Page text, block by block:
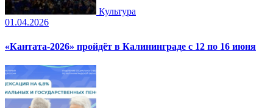
Культура
01.04.2026
«Кантата-2026» пройдёт в Калининграде с 12 по 16 июня